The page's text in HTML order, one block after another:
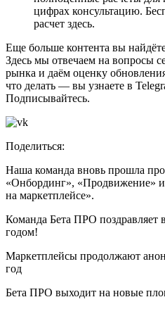
цифрах консультацию.
расчет здесь.
Еще больше контента вы
Здесь мы отвечаем на вопросы
рынка и даём оценку
что делать — вы узнаете в
Подписывайтесь.
Поделиться:
Наша команда вновь прошла
«Онбординг», «Продвижение»
на маркетплейсе».
Команда Бета ПРО
годом!
Маркетплейсы продолжают
год
Бета ПРО выходит на новые